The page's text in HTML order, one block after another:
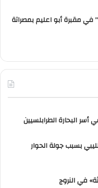
في مقبرة أبو اعليم بمصراتة
بسبب جولة الحوار
في النروج